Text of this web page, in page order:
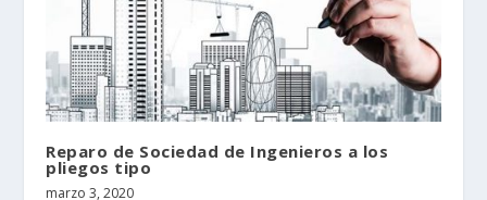
Reparo de Sociedad de Ingenieros a los
pliegos tipo
marzo 3, 2020